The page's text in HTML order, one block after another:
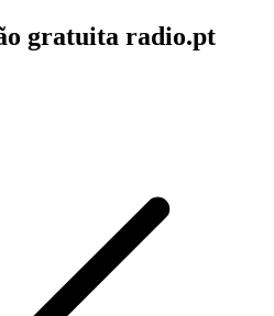
gratuita radio.pt